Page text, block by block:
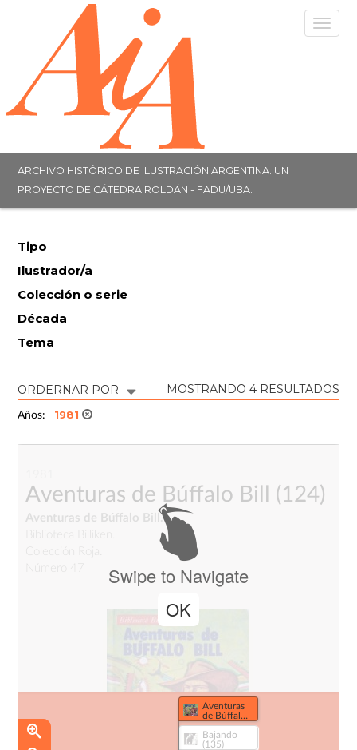
ARCHIVO HISTÓRICO DE ILUSTRACIÓN ARGENTINA. UN
PROYECTO DE CÁTEDRA ROLDÁN - FADU/UBA.
Tipo
Ilustrador/a
Colección o serie
Década
Tema
ORDERNAR POR MOSTRANDO 4 RESULTADOS
Años: 1981
Aventuras de Búffalo Bill (124)
Aventuras de Búffalo Bill.
Swipe to Navigate
OK
Aventuras
de Búffalo
Bill (124)
Bajando
(135)